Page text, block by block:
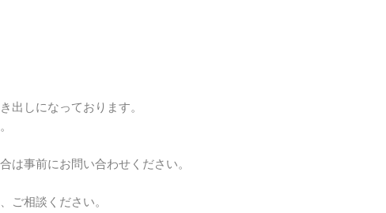
出しになっております。
は事前にお問い合わせください。
ご相談ください。